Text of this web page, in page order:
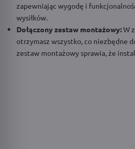
zapewniając wygodę i
wysiłków.
Dołączony zestaw montażowy:W
otrzymasz wszystko, co niezbędne
zestaw montażowy sprawia, że